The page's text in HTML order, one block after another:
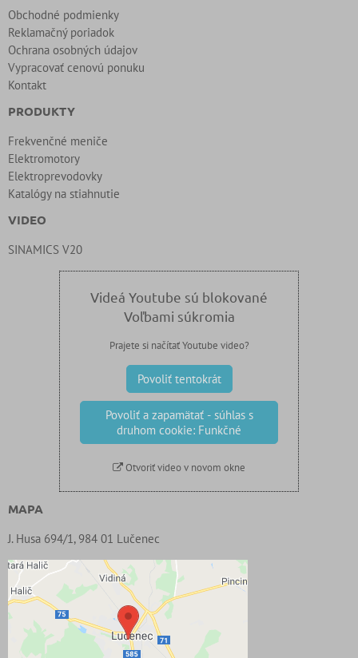
Obchodné podmienky
Reklamačný poriadok
Ochrana osobných údajov
Vypracovať cenovú ponuku
Kontakt
PRODUKTY
Frekvenčné meniče
Elektromotory
Elektroprevodovky
Katalógy na stiahnutie
VIDEO
SINAMICS V20
Videá Youtube sú blokované
Voľbami súkromia
Prajete si načítať Youtube video?
Povoliť tentokrát
Povoliť a zapamätať - súhlas s
druhom cookie: Funkčné
Otvoriť video v novom okne
MAPA
J. Husa 694/1, 984 01 Lučenec